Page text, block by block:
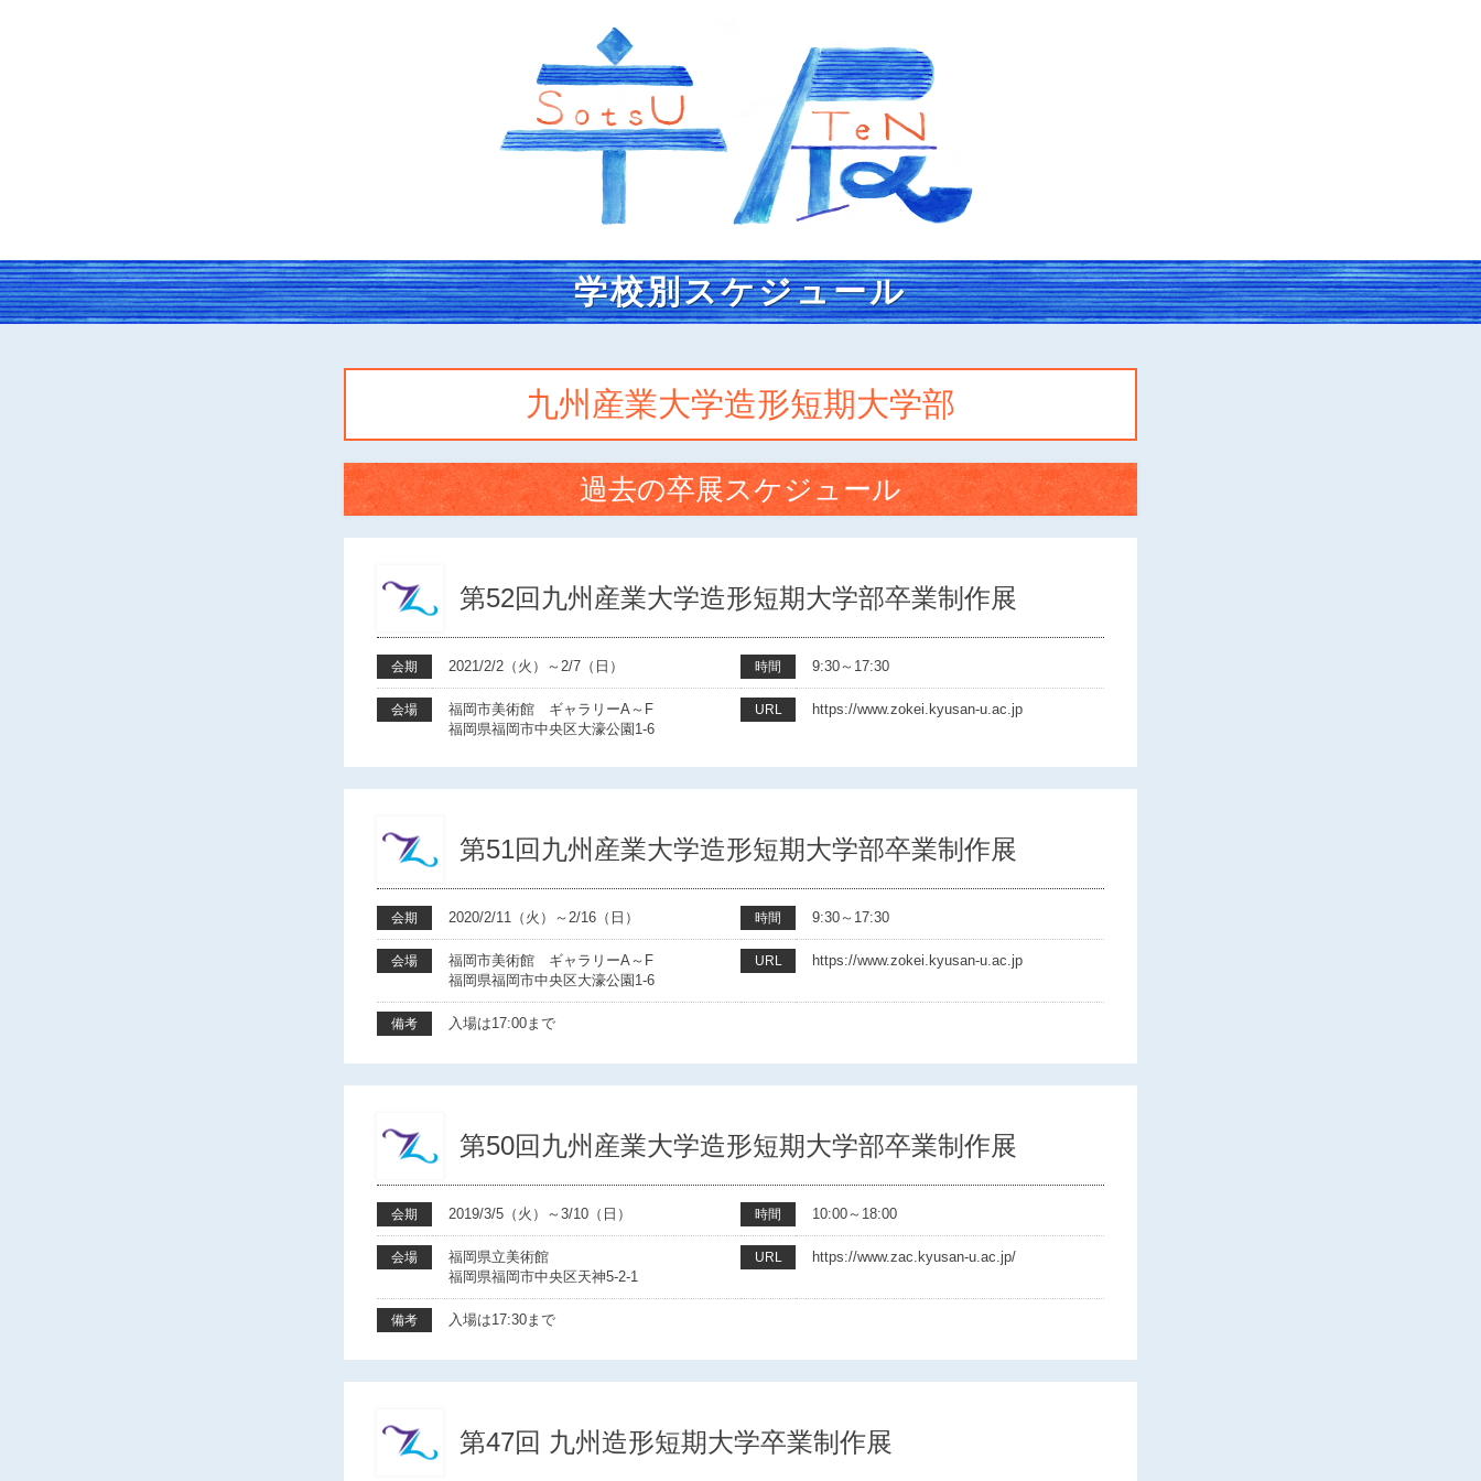
学校別スケジュール
九州産業大学造形短期大学部
過去の卒展スケジュール
第52回九州産業大学造形短期大学部卒業制作展
会期 2021/2/2（火）～2/7（日） 時間 9:30～17:30
会場
福岡市美術館 ギャラリーA～F
福岡県福岡市中央区大濠公園1-6
URL https://www.zokei.kyusan-u.ac.jp
第51回九州産業大学造形短期大学部卒業制作展
会期 2020/2/11（火）～2/16（日） 時間 9:30～17:30
会場
福岡市美術館 ギャラリーA～F
福岡県福岡市中央区大濠公園1-6
URL https://www.zokei.kyusan-u.ac.jp
備考 入場は17:00まで
第50回九州産業大学造形短期大学部卒業制作展
会期 2019/3/5（火）～3/10（日） 時間 10:00～18:00
会場
福岡県立美術館
福岡県福岡市中央区天神5-2-1
URL https://www.zac.kyusan-u.ac.jp/
備考 入場は17:30まで
第47回 九州造形短期大学卒業制作展